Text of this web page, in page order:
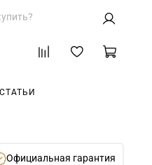
СТАТЬИ
Официальная гарантия